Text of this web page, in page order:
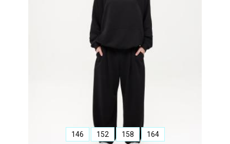
146 152 158 164